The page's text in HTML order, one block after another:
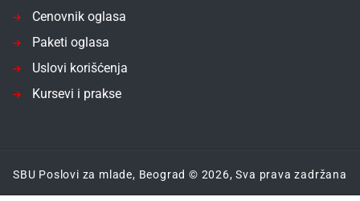
Cenovnik oglasa
Paketi oglasa
Uslovi korišćenja
Kursevi i prakse
SBU Poslovi za mlade, Beograd © 2026, Sva prava zadržana